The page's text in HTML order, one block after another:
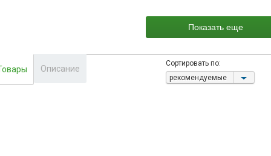
блока питания 487,5 х 431 х 88 мм, белый
Показать еще
Описание
Сортировать по:
рекомендуемые